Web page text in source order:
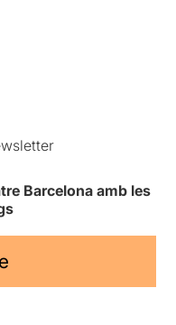
Barcelona amb les